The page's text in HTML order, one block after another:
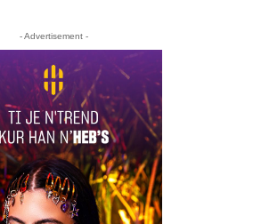
- Advertisement -